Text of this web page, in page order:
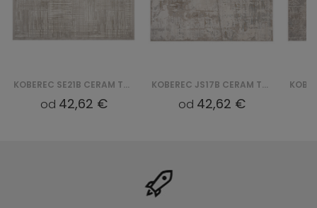
KOBEREC SE21B CERAM TREND SQUARE QBS
od 42,62 €
KOBEREC JS17B CERAM TREND SQUARE QBS
od 42,62 €